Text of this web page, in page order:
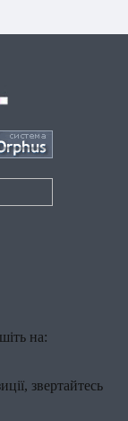
на:
звертайтесь